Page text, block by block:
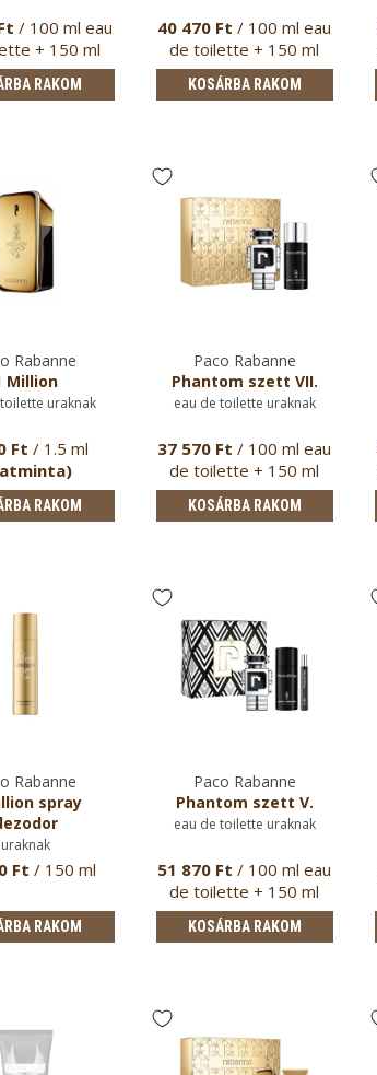
/ 100 ml eau
+ 150 ml
…
RAKOM
40 470 Ft / 100 ml eau
de toilette + 150 ml
spray …
KOSÁRBA RAKOM
Rabanne
Million
uraknak
Ft / 1.5 ml
RAKOM
Paco Rabanne
Phantom szett VII.
eau de toilette uraknak
37 570 Ft / 100 ml eau
de toilette + 150 ml
spray …
KOSÁRBA RAKOM
Rabanne
spray
uraknak
Ft / 150 ml
RAKOM
Paco Rabanne
Phantom szett V.
eau de toilette uraknak
51 870 Ft / 100 ml eau
de toilette + 150 ml
spray …
KOSÁRBA RAKOM